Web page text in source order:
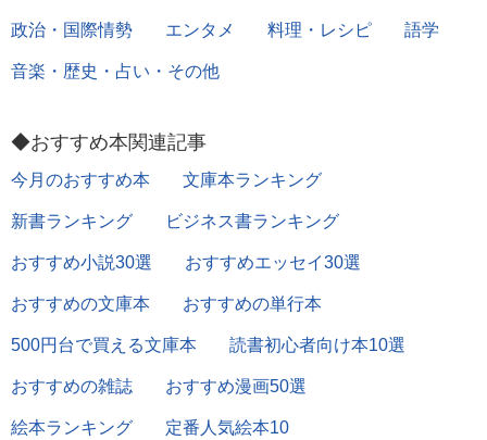
政治・国際情勢 エンタメ 料理・レシピ 語学
音楽・歴史・占い・その他
◆おすすめ本関連記事
今月のおすすめ本 文庫本ランキング
新書ランキング ビジネス書ランキング
おすすめ小説30選 おすすめエッセイ30選
おすすめの文庫本 おすすめの単行本
500円台で買える文庫本 読書初心者向け本10選
おすすめの雑誌 おすすめ漫画50選
絵本ランキング 定番人気絵本10